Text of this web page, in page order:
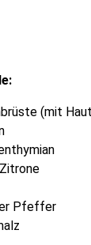
(mit
Pfeffer